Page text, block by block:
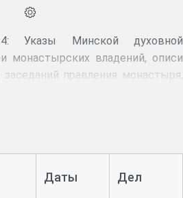
Указы Минской духовной
монастырских владений, описи
правления монастыря,
определении церковно и
в монастырь на епитимию,
монастырских крестьян и
Даты Дел